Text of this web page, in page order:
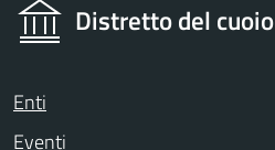
Distretto del cuoio
Enti
Eventi